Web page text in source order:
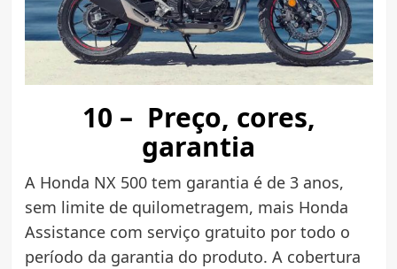
10 – Preço, cores,
garantia
A Honda NX 500 tem garantia é de 3 anos,
sem limite de quilometragem, mais Honda
Assistance com serviço gratuito por todo o
período da garantia do produto. A cobertura